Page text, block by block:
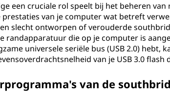
een cruciale rol speelt bij het beheren
van je computer wat betreft
slecht ontworpen of verouderde
randapparatuur die op je computer is
universele seriële bus (USB 2.0) hebt,
van je USB 3.0 flash
van de